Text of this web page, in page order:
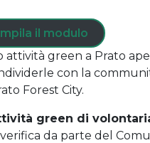
il modulo
attività green a Prato
con la
Forest City.
green di
da parte del